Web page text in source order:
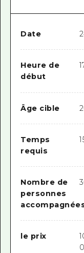
Date
Heure de
début
Âge cible
Temps
requis
Nombre de
personnes
le prix